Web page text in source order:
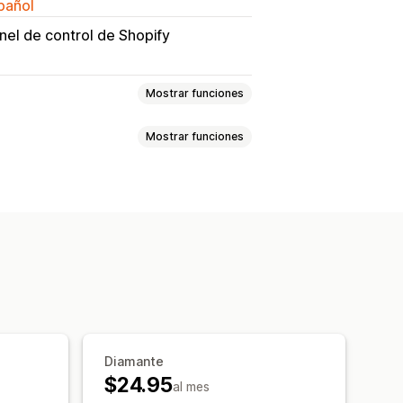
de control de Shopify
Mostrar funciones
Seguridad de los datos
Mostrar funciones
Diamante
$24.95al mes